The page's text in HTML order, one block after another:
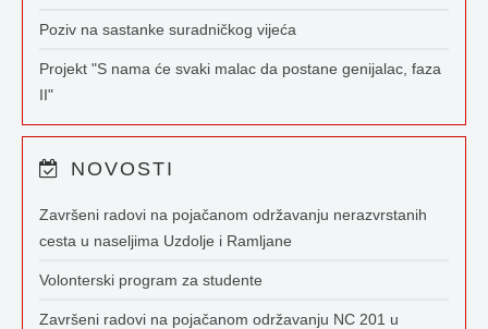
Poziv na sastanke suradničkog vijeća
Projekt "S nama će svaki malac da postane genijalac, faza
II"
NOVOSTI
Završeni radovi na pojačanom održavanju nerazvrstanih
cesta u naseljima Uzdolje i Ramljane
Volonterski program za studente
Završeni radovi na pojačanom održavanju NC 201 u